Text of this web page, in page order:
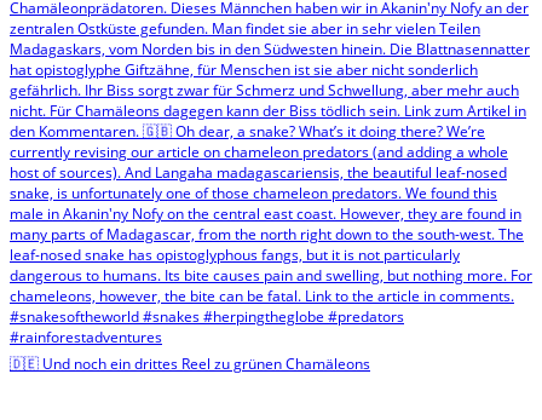
🇩🇪 Und noch ein drittes Reel zu grünen Chamäleons